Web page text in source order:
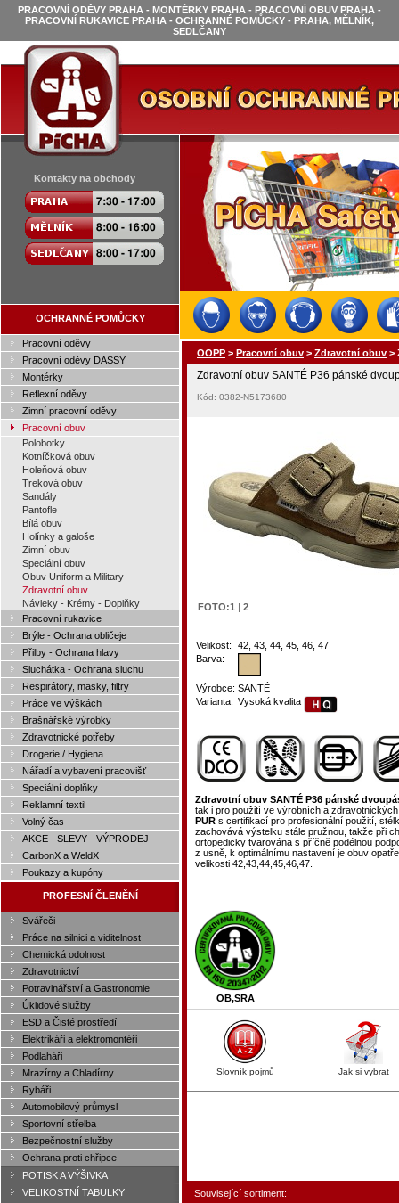
PRACOVNÍ ODĚVY PRAHA - MONTÉRKY PRAHA - PRACOVNÍ OBUV PRAHA -
PRACOVNÍ RUKAVICE PRAHA - OCHRANNÉ POMŮCKY - PRAHA, MĚLNÍK,
SEDLČANY
Kontakty na obchody
OCHRANNÉ POMŮCKY
Pracovní oděvy
Pracovní oděvy DASSY
Montérky
Reflexní oděvy
Zimní pracovní oděvy
Pracovní obuv
Polobotky
Kotníčková obuv
Holeňová obuv
Treková obuv
Sandály
Pantofle
Bílá obuv
Holínky a galoše
Zimní obuv
Speciální obuv
Obuv Uniform a Military
Zdravotní obuv
Návleky - Krémy - Doplňky
Pracovní rukavice
Brýle - Ochrana obličeje
Přilby - Ochrana hlavy
Sluchátka - Ochrana sluchu
Respirátory, masky, filtry
Práce ve výškách
Brašnářské výrobky
Zdravotnické potřeby
Drogerie / Hygiena
Nářadí a vybavení pracovišť
Speciální doplňky
Reklamní textil
Volný čas
AKCE - SLEVY - VÝPRODEJ
CarbonX a WeldX
Poukazy a kupóny
PROFESNÍ ČLENĚNÍ
Svářeči
Práce na silnici a viditelnost
Chemická odolnost
Zdravotnictví
Potravinářství a Gastronomie
Úklidové služby
ESD a Čisté prostředí
Elektrikáři a elektromontéři
Podlaháři
Mrazírny a Chladírny
Rybáři
Automobilový průmysl
Sportovní střelba
Bezpečnostní služby
Ochrana proti chřipce
POTISK A VÝŠIVKA
VELIKOSTNÍ TABULKY
OOPP > Pracovní obuv > Zdravotní obuv >
Zdravotní obuv SANTÉ P36 pánské
Kód: 0382-N5173680
FOTO:1 | 2
Velikost:
42, 43, 44, 45, 46, 47
Barva:
Výrobce: SANTÉ
Varianta: Vysoká kvalita
Zdravotní obuv SANTÉ P36 pánské
tak i pro použití ve výrobních a
PUR s certifikací pro profesionální použití,
zachovává výstelku stále pružnou, takže při
ortopedicky tvarována s příčně podélnou
z usně, k optimálnímu nastavení je obuv
velikosti 42,43,44,45,46,47.
OB,SRA
Slovník pojmů Jak si vybrat
Související sortiment: